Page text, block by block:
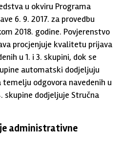
u okviru Programa
6. 9. 2017. za provedbu
2018. godine. Povjerenstvo
procjenjuje kvalitetu prijava
u 1. i 3. skupini, dok se
automatski dodjeljuju
odgovora navedenih u
skupine dodjeljuje Stručna
administrativne